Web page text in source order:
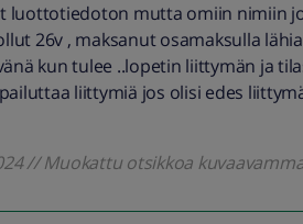
luottotiedoton mutta omiin nimiin
26v , maksanut osamaksulla
kun tulee ..lopetin liittymän ja
liittymiä jos olisi edes
// Muokattu otsikkoa